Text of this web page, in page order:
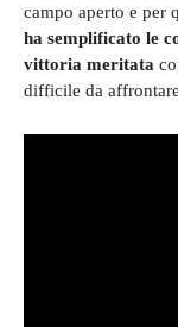
campo aperto e per
ha semplificato le
vittoria meritata
difficile da